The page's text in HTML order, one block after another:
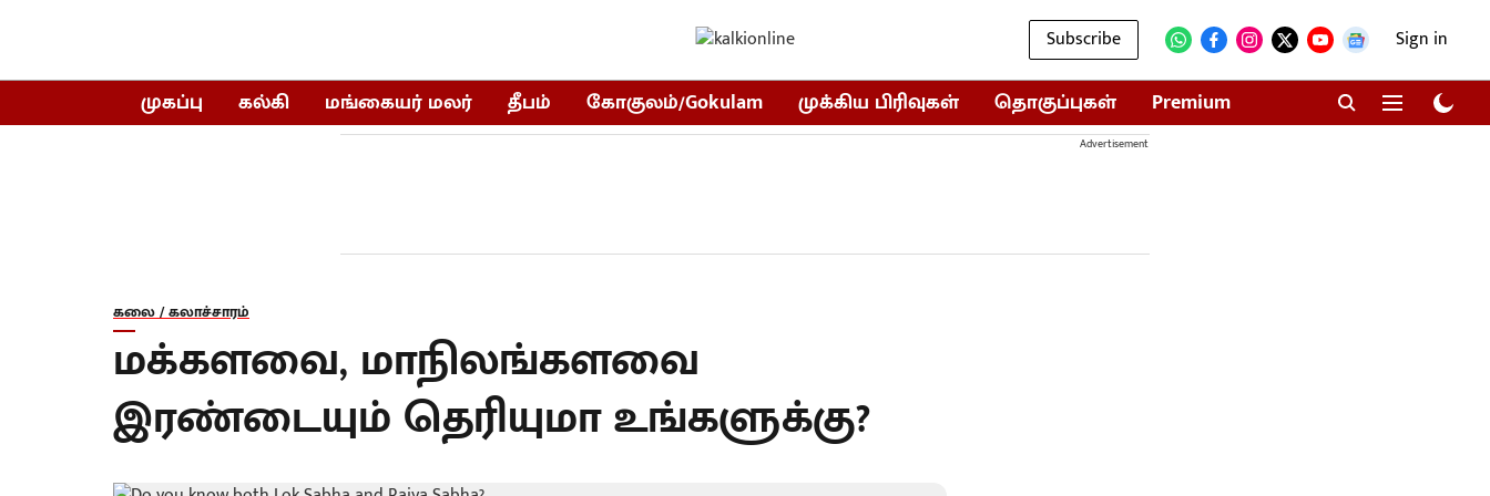
Subscribe Sign in
முகப்பு கல்கி மங்கையர் மலர் தீபம் கோகுலம்/Gokulam முக்கிய பிரிவுகள் தொகுப்புகள் Premium
Advertisement
கலை / கலாச்சாரம்
மக்களவை, மாநிலங்களவை
இரண்டையும் தெரியுமா உங்களுக்கு?